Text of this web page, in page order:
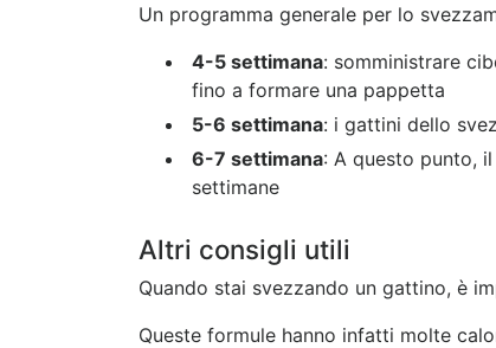
Un programma generale per lo
4-5 settimana: somministrare
fino a formare una pappetta
5-6 settimana: i gattini dello
6-7 settimana: A questo punto,
settimane
Altri consigli utili
Quando stai svezzando un gattino, è
Queste formule hanno infatti molte